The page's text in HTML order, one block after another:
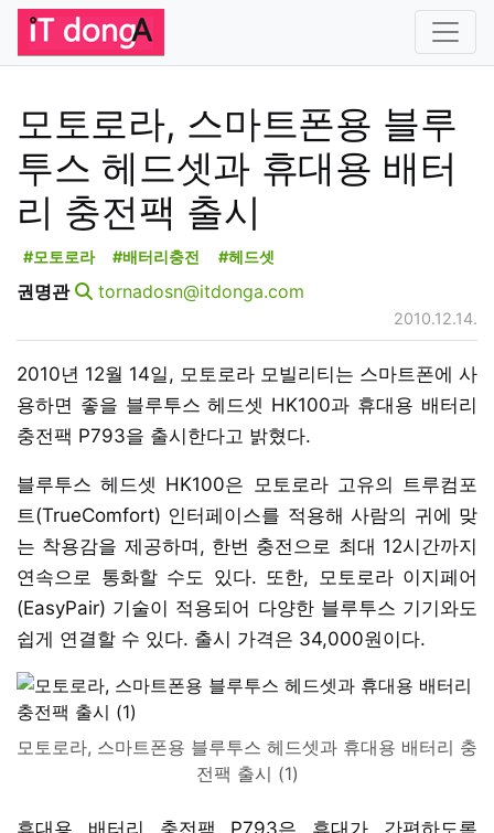
모토로라, 스마트폰용 블루
투스 헤드셋과 휴대용 배터
리 충전팩 출시
#모토로라 #배터리충전 #헤드셋
권명관 tornadosn@itdonga.com
2010.12.14.
2010년 12월 14일, 모토로라 모빌리티는 스마트폰에 사
용하면 좋을 블루투스 헤드셋 HK100과 휴대용 배터리
충전팩 P793을 출시한다고 밝혔다.
블루투스 헤드셋 HK100은 모토로라 고유의 트루컴포
트(TrueComfort) 인터페이스를 적용해 사람의 귀에 맞
는 착용감을 제공하며, 한번 충전으로 최대 12시간까지
연속으로 통화할 수도 있다. 또한, 모토로라 이지페어
(EasyPair) 기술이 적용되어 다양한 블루투스 기기와도
쉽게 연결할 수 있다. 출시 가격은 34,000원이다.
모토로라, 스마트폰용 블루투스 헤드셋과 휴대용 배터리 충
전팩 출시 (1)
휴대용 배터리 충전팩 P793은 휴대가 간편하도록